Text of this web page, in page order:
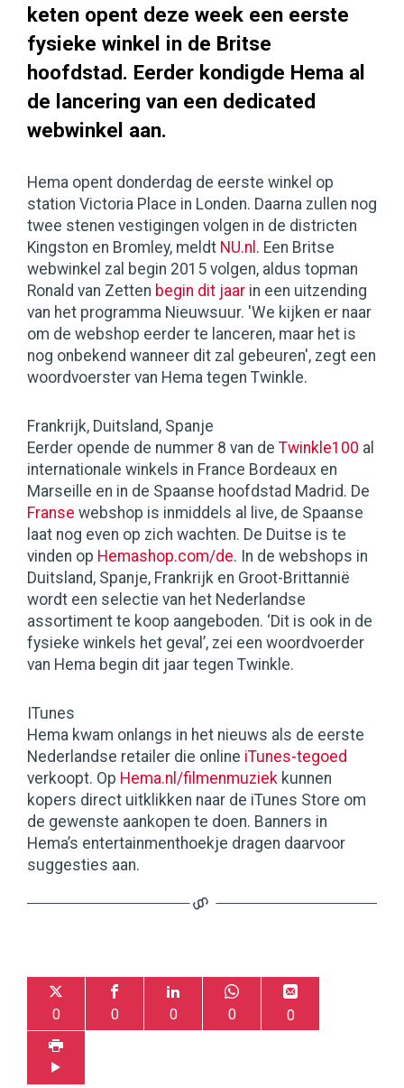
keten opent deze week een eerste
fysieke winkel in de Britse
hoofdstad. Eerder kondigde Hema al
de lancering van een dedicated
webwinkel aan.
Hema opent donderdag de eerste winkel op
station Victoria Place in Londen. Daarna zullen nog
twee stenen vestigingen volgen in de districten
Kingston en Bromley, meldt NU.nl . Een Britse
webwinkel zal begin 2015 volgen, aldus topman
Ronald van Zetten begin dit jaar in een uitzending
van het programma Nieuwsuur. 'We kijken er naar
om de webshop eerder te lanceren, maar het is
nog onbekend wanneer dit zal gebeuren', zegt een
woordvoerster van Hema tegen Twinkle.
Frankrijk, Duitsland, Spanje
Eerder opende de nummer 8 van de Twinkle100 al
internationale winkels in France Bordeaux en
Marseille en in de Spaanse hoofdstad Madrid. De
Franse webshop is inmiddels al live, de Spaanse
laat nog even op zich wachten. De Duitse is te
vinden op Hemashop.com/de. In de webshops in
Duitsland, Spanje, Frankrijk en Groot-Brittannië
wordt een selectie van het Nederlandse
assortiment te koop aangeboden. ‘Dit is ook in de
fysieke winkels het geval’, zei een woordvoerder
van Hema begin dit jaar tegen Twinkle.
ITunes
Hema kwam onlangs in het nieuws als de eerste
Nederlandse retailer die online iTunes-tegoed
verkoopt. Op Hema.nl/filmenmuziek kunnen
kopers direct uitklikken naar de iTunes Store om
de gewenste aankopen te doen. Banners in
Hema’s entertainmenthoekje dragen daarvoor
suggesties aan.
0 0 0 0 0